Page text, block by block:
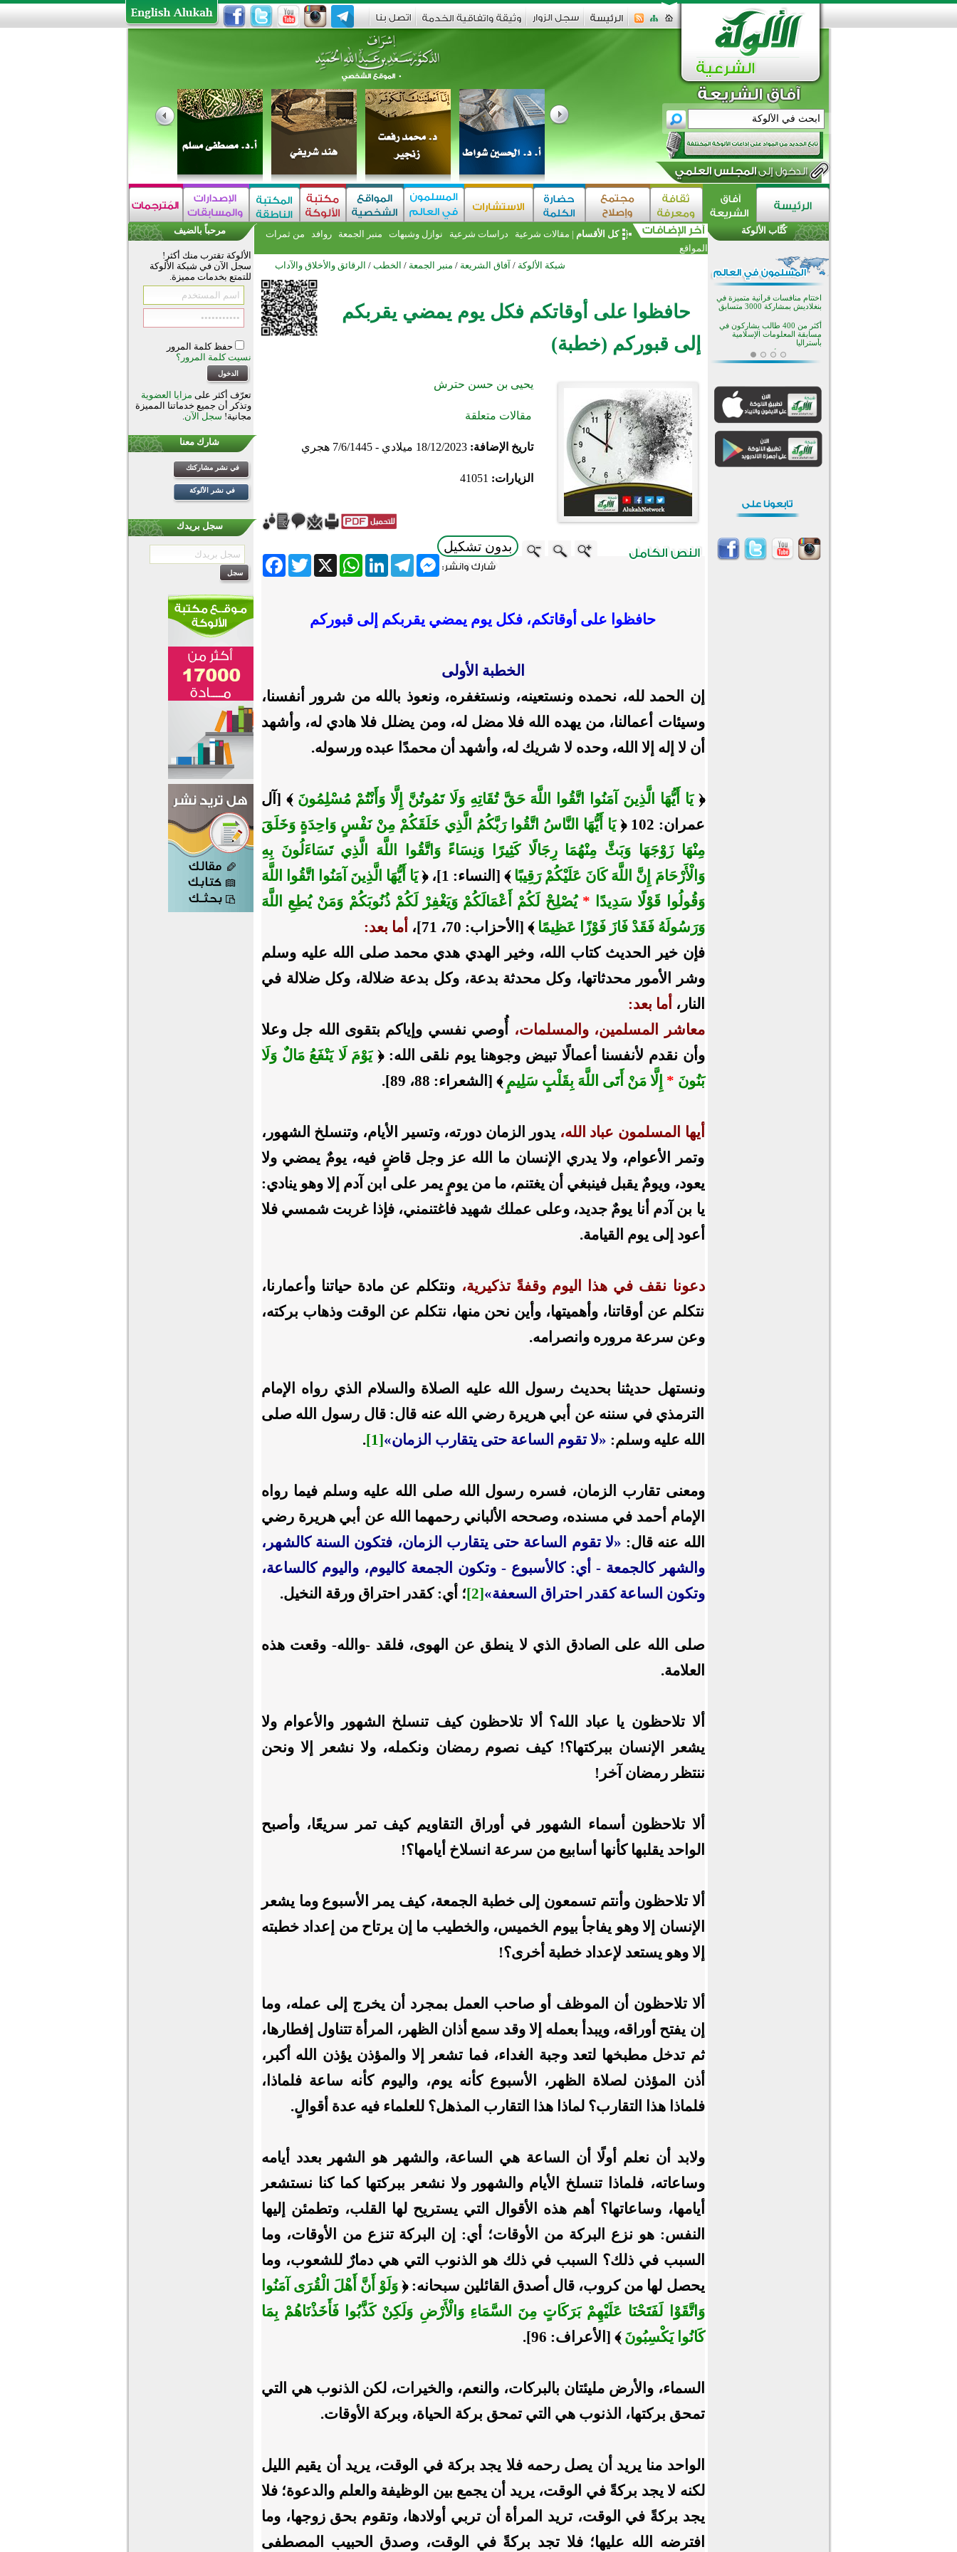
كل الأقسام | مقالات شرعية دراسات شرعية نوازل وشبهات منبر الجمعة روافد
من ثمرات
المواقع
شبكة الألوكة / آفاق الشريعة / منبر الجمعة / الخطب / الرقائق والأخلاق والآداب
حافظوا على أوقاتكم فكل يوم يمضي يقربكم
إلى قبوركم (خطبة)
يحيى بن حسن حترش
مقالات متعلقة
تاريخ الإضافة:18/12/2023 ميلادي - 7/6/1445 هجري
الزيارات: 41051
بدون تشكيل
FacebookTwitter X
WhatsAppLinkedInTelegram
Messenger
حافظوا على أوقاتكم، فكل يوم يمضي يقربكم إلى قبوركم
الخطبة الأولى
إن الحمد لله، نحمده ونستعينه، ونستغفره، ونعوذ بالله من شرور أنفسنا،
وسيئات أعمالنا، من يهده الله فلا مضل له، ومن يضلل فلا هادي له، وأشهد
أن لا إله إلا الله، وحده لا شريك له، وأشهد أن محمدًا عبده ورسوله.
﴿يَا أَيُّهَا الَّذِينَ آمَنُوا اتَّقُوا اللَّهَ حَقَّ تُقَاتِهِ وَلَا تَمُوتُنَّ إِلَّا وَأَنْتُمْ مُسْلِمُونَ ﴾ [آل
عمران: 102 ﴿
يَا أَيُّهَا النَّاسُ اتَّقُوا رَبَّكُمُ الَّذِي خَلَقَكُمْ مِنْ نَفْسٍ وَاحِدَةٍ وَخَلَقَ
مِنْهَا زَوْجَهَا وَبَثَّ مِنْهُمَا رِجَالًا كَثِيرًا وَنِسَاءً وَاتَّقُوا اللَّهَ الَّذِي تَسَاءَلُونَ بِهِ
وَالْأَرْحَامَ إِنَّ اللَّهَ كَانَ عَلَيْكُمْ رَقِيبًا ﴾ [النساء: 1]، ﴿
يَا أَيُّهَا الَّذِينَ آمَنُوا اتَّقُوا اللَّهَ
وَقُولُوا قَوْلًا سَدِيدًا * يُصْلِحْ لَكُمْ أَعْمَالَكُمْ وَيَغْفِرْ لَكُمْ ذُنُوبَكُمْ وَمَنْ يُطِعِ اللَّهَ
وَرَسُولَهُ فَقَدْ فَازَ فَوْزًا عَظِيمًا ﴾ [الأحزاب: 70، 71]،
أما بعد:
فإن خير الحديث كتاب الله، وخير الهدي هدي محمد صلى الله عليه وسلم
وشر الأمور محدثاتها، وكل محدثة بدعة، وكل بدعة ضلالة، وكل ضلالة في
النار، أما بعد:
معاشر المسلمين، والمسلمات،
أُوصي نفسي وإياكم بتقوى الله جل وعلا
وأن نقدم لأنفسنا أعمالًا تبيض وجوهنا يوم نلقى الله: ﴿يَوْمَ لَا يَنْفَعُ مَالٌ وَلَا
بَنُونَ * إِلَّا مَنْ أَتَى اللَّهَ بِقَلْبٍ سَلِيمٍ ﴾ [الشعراء: 88، 89].
أيها المسلمون عباد الله، يدور الزمان دورته، وتسير الأيام، وتنسلخ الشهور،
وتمر الأعوام، ولا يدري الإنسان ما الله عز وجل قاضٍ فيه، يومٌ يمضي ولا
يعود، ويومٌ يقبل فينبغي أن يغتنم، ما من يومٍ يمر على ابن آدم إلا وهو ينادي:
يا بن آدم أنا يومٌ جديد، وعلى عملك شهيد فاغتنمني، فإذا غربت شمسي فلا
أعود إلى يوم القيامة.
دعونا نقف في هذا اليوم وقفةً تذكيرية، ونتكلم عن مادة حياتنا وأعمارنا،
نتكلم عن أوقاتنا، وأهميتها، وأين نحن منها، نتكلم عن الوقت وذهاب بركته،
وعن سرعة مروره وانصرامه.
ونستهل حديثنا بحديث رسول الله عليه الصلاة والسلام الذي رواه الإمام
الترمذي في سننه عن أبي هريرة رضي الله عنه قال: قال رسول الله صلى
الله عليه وسلم: «لا تقوم الساعة حتى يتقارب الزمان»[1]
.
ومعنى تقارب الزمان، فسره رسول الله صلى الله عليه وسلم فيما رواه
الإمام أحمد في مسنده، وصححه الألباني رحمهما الله عن أبي هريرة رضي
الله عنه قال: «لا تقوم الساعة حتى يتقارب الزمان، فتكون السنة كالشهر،
والشهر كالجمعة - أي: كالأسبوع - وتكون الجمعة كاليوم، واليوم كالساعة،
وتكون الساعة كقدر احتراق السعفة»[2] ؛ أي: كقدر احتراق ورقة النخيل.
صلى الله على الصادق الذي لا ينطق عن الهوى، فلقد -والله- وقعت هذه
العلامة.
ألا تلاحظون يا عباد الله؟ ألا تلاحظون كيف تنسلخ الشهور والأعوام ولا
يشعر الإنسان ببركتها؟! كيف نصوم رمضان ونكمله، ولا نشعر إلا ونحن
ننتظر رمضان آخر!
ألا تلاحظون أسماء الشهور في أوراق التقاويم كيف تمر سريعًا، وأصبح
الواحد يقلبها كأنها أسابيع من سرعة انسلاخ أيامها؟!
ألا تلاحظون وأنتم تسمعون إلى خطبة الجمعة، كيف يمر الأسبوع وما يشعر
الإنسان إلا وهو يفاجأ بيوم الخميس، والخطيب ما إن يرتاح من إعداد خطبته
إلا وهو يستعد لإعداد خطبة أخرى؟!
ألا تلاحظون أن الموظف أو صاحب العمل بمجرد أن يخرج إلى عمله، وما
إن يفتح أوراقه، ويبدأ بعمله إلا وقد سمع أذان الظهر، المرأة تتناول إفطارها،
ثم تدخل مطبخها لتعد وجبة الغداء، فما تشعر إلا والمؤذن يؤذن الله أكبر،
أذن المؤذن لصلاة الظهر، الأسبوع كأنه يوم، واليوم كأنه ساعة فلماذا،
فلماذا هذا التقارب؟ لماذا هذا التقارب المذهل؟ للعلماء فيه عدة أقوالٍ.
ولابد أن نعلم أولًاأن الساعة هي الساعة، والشهر هو الشهر بعدد أيامه
وساعاته، فلماذا تنسلخ الأيام والشهور ولا نشعر ببركتها كما كنا نستشعر
أيامها، وساعاتها؟
أهم هذه الأقوال التي يستريح لها القلب، وتطمئن إليها
النفس: هو نزع البركة من الأوقات؛ أي: إن البركة تنزع من الأوقات، وما
السبب في ذلك؟ السبب في ذلك هو الذنوب التي هي دمارٌ للشعوب، وما
يحصل لها من كروب، قال أصدق القائلين سبحانه: ﴿ وَلَوْ أَنَّ أَهْلَ الْقُرَى آمَنُوا
وَاتَّقَوْا لَفَتَحْنَا عَلَيْهِمْ بَرَكَاتٍ مِنَ السَّمَاءِ وَالْأَرْضِ وَلَكِنْ كَذَّبُوا فَأَخَذْنَاهُمْ بِمَا
كَانُوا يَكْسِبُونَ ﴾ [الأعراف: 96].
السماء، والأرض مليئتان بالبركات، والنعم، والخيرات، لكن الذنوب هي التي
تمحق بركتها، الذنوب هي التي تمحق بركة الحياة، وبركة الأوقات.
الواحد منا يريد أن يصل رحمه فلا يجد بركة في الوقت، يريد أن يقيم الليل
لكنه لا يجد بركةً في الوقت، يريد أن يجمع بين الوظيفة والعلم والدعوة؛ فلا
يجد بركةً في الوقت، تريد المرأة أن تربي أولادها، وتقوم بحق زوجها، وما
افترضه الله عليها؛ فلا تجد بركةً في الوقت، وصدق الحبيب المصطفى
مرحباً بالضيف
الألوكة تقترب منك أكثر!
سجل الآن في شبكة الألوكة
للتمتع بخدمات مميزة.
حفظ كلمة المرور
نسيت كلمة المرور؟
تعرّف أكثر على مزايا العضوية
وتذكر أن جميع خدماتنا المميزة
مجانية! سجل الآن.
شارك معنا
في نشر مشاركتك
في نشر الألوكة
سجل بريدك
كُتَّاب الألوكة
اختتام الدورة التاسعة لمسابقة حفظ
وتلاوة القرآن الكريم في أزناكاييف
تيسليتش تختتم برنامجا تعليميا لتعزيز
القيم وبناء الشخصية للشباب
بنغلاديش بمشاركة 3000 متسابق
أكثر من 400 طالب يشاركون في
بأستراليا
افتتاح تاريخي لأول مسجد في بلييفليا
منطقة ريبوفسي تحتفل بميلاد
مسجد جديد في أجواء إيمانية مميزة
أكبر مشروع إسلامي في ريف
القرآن والتربية في صدارة البرامج
الصيفية للمسلمين في بينزا
وساراتوف وموردوفيا هذا العام
اختتام الدورة التاسعة لمسابقة حفظ
وتلاوة القرآن الكريم في أزناكاييف
تيسليتش تختتم برنامجا تعليميا لتعزيز
القيم وبناء الشخصية للشباب
المسلمين
أكثر من 400 طالب يشاركون في
مسابقة المعلومات الإسلامية